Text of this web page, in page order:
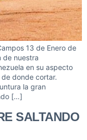
13 de Enero de
de nuestra
en su aspecto
donde cortar.
la gran
[…]
SALTANDO